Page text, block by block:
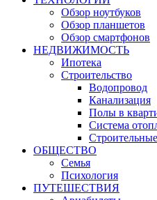
Обзор ноутбуков
Обзор планшетов
Обзор смартфонов
НЕДВИЖИМОСТЬ
Ипотека
Строительство
Водопровод
Канализация
Полы в
Система
ОБЩЕСТВО
Семья
Психология
ПУТЕШЕСТВИЯ